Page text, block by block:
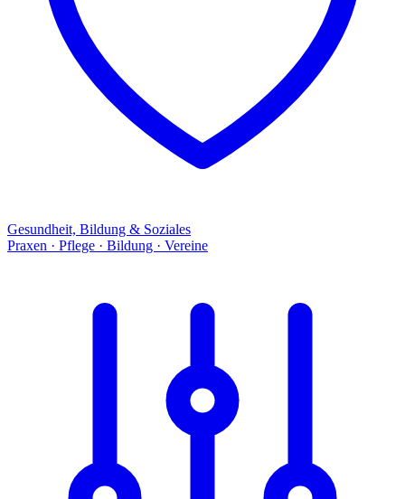
Gesundheit, Bildung & Soziales
Praxen · Pflege · Bildung · Vereine